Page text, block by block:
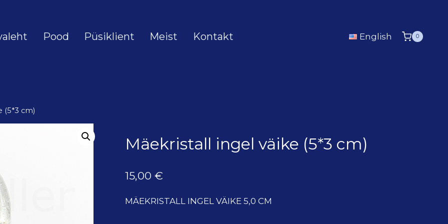
Pood Püsiklient Meist Kontakt English 0
(5*3 cm)
Mäekristall ingel väike (5*3 cm)
15,00 €
MÄEKRISTALL INGEL VÄIKE 5,0 CM